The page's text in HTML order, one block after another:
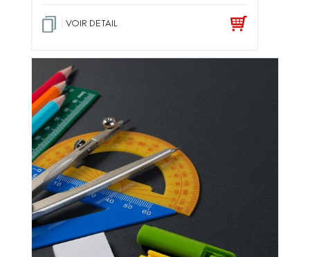
VOIR DETAIL